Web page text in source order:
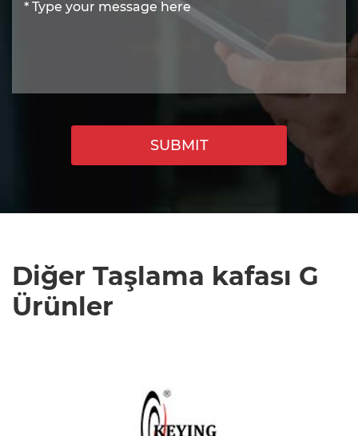
SUBMIT
Diğer Taşlama kafası G
Ürünler